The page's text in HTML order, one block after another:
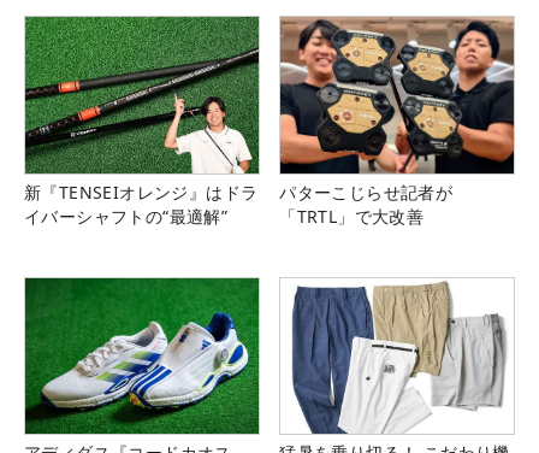
新『TENSEIオレンジ』はドラ
イバーシャフトの“最適解”
パターこじらせ記者が
「TRTL」で大改善